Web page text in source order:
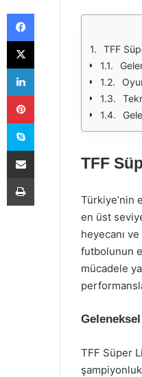
TFF
TFF
Türkiye’nin
en üst
heyecanı
futbolunun
mücadele
TFF Süper
Facebook
X
LinkedIn
Pinterest
Skype
E-Posta ile paylaş